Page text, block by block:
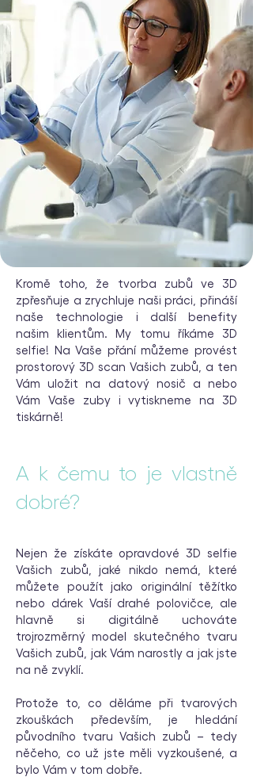
Kromě toho, že tvorba zubů ve 3D
zpřesňuje a zrychluje naši práci, přináší
naše technologie i další benefity
našim klientům. My tomu říkáme 3D
selfie! Na Vaše přání můžeme provést
prostorový 3D scan Vašich zubů, a ten
Vám uložit na datový nosič a nebo
Vám Vaše zuby i vytiskneme na 3D
tiskárně!
A k čemu to je vlastně
dobré?
Nejen že získáte opravdové 3D selfie
Vašich zubů, jaké nikdo nemá, které
můžete použít jako originální těžítko
nebo dárek Vaší drahé polovičce, ale
hlavně si digitálně uchováte
trojrozměrný model skutečného tvaru
Vašich zubů, jak Vám narostly a jak jste
na ně zvyklí.
Protože to, co děláme při tvarových
zkouškách především, je hledání
původního tvaru Vašich zubů – tedy
něčeho, co už jste měli vyzkoušené, a
bylo Vám v tom dobře.